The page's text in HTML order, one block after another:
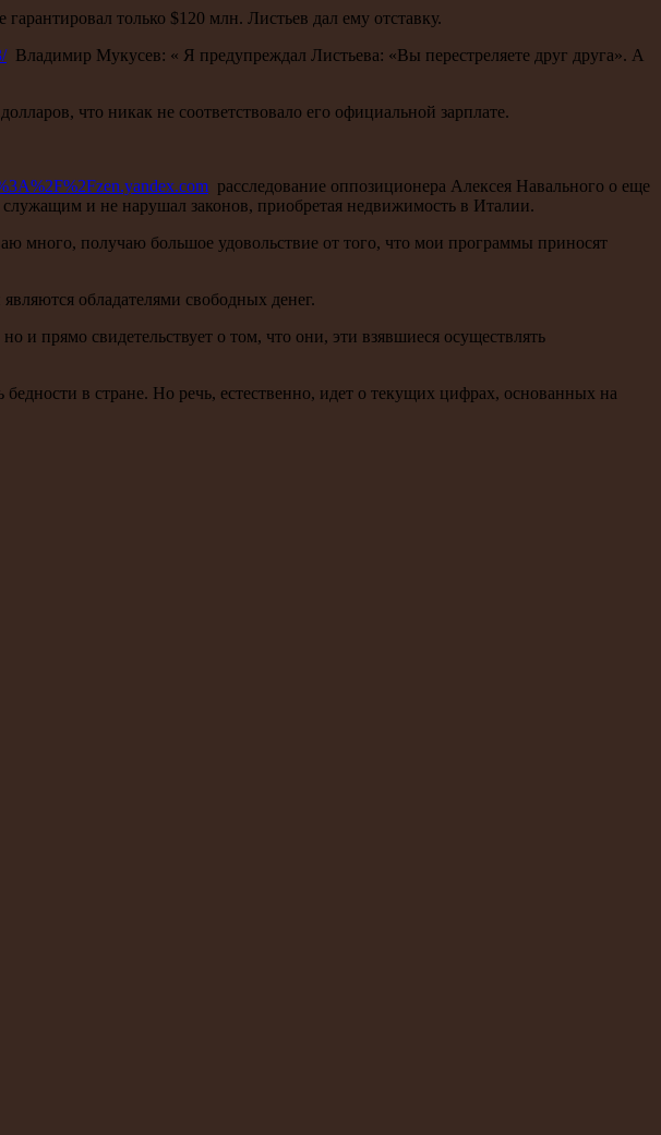
только $120 млн. Листьев дал ему отставку.
Владимир Мукусев: « Я предупреждал Листьева: «Вы перестреляете друг друга». А
что никак не соответствовало его официальной зарплате.
расследование оппозиционера Алексея Навального о еще
и не нарушал законов, приобретая недвижимость в Италии.
много, получаю большое удовольствие от того, что мои программы приносят
обладателями свободных денег.
и прямо свидетельствует о том, что они, эти взявшиеся осуществлять
в стране. Но речь, естественно, идет о текущих цифрах, основанных на